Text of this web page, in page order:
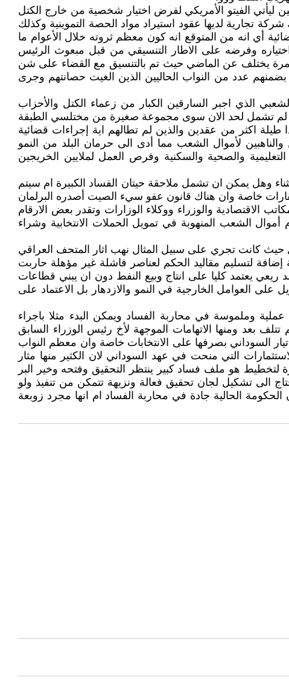
الفيتو الأمريكي لفرض اختيار شخصية من خارج الكتل
تجارية لديها عقود استيراد مواد الحصة التموينية وكذلك
أي انه من المتوقع انه كون معظم ثروته خلال الأعوام ما
اختياره وفرضه على الاطار التنسيقي من قبل مبعوث الرئيس
يختلف عن الماضي حيث تم بالتنسيق مع القضاء على شن
عدد من النواب الحاليين الذين الغيت حصانتهم وجرى
الذي اجبر السارقين الكبار من زعماء الكتل والأحزاب
لم تشمل لحد الان سوى مجموعة صغيرة من مختلسي الطبقة
طيلة اكثر من عقدين والذين لم تطالهم اية إجراءات قضائية
لأموال الشعب مما أدى الى حرمان البلد من النمو
والصحية والسكنية وفرص العمل لملايين الخريجين
وهل يمكن ان تشمل ملاحقة حيتان الفساد الكبيرة ام سيتم
خاصة وان هناك قانون عفو سيء الصيت أصدره البرلمان
الاقتصادية والوزراء ووكلاء الوزارات وتقدر بعض الارقام
أموال الشعب المنهوبة في تمويل الحملات الانتخابية وشراء
حيث كانت تجري على سبيل المثال نهب اثار المتحف العراقي
لتسليم مقاليد الحكم لعناصر فاشلة غير مؤهلة حاربت
ريعي يعتمد كليا على انتاج وبيع النفط دون ان يبني قطاعات
على العوامل الخارجية في النمو والازدهار بل الاعتماد على
وملموسة في محاربة الفساد ويمكن البدء مثلا باجراء
بعد ومنها الاتهامات الموجهة لأخ رئيس الوزراء السابق
السوداني بصرفها على الانتخابات خاصة وان معظم النواب
التي منحت في عهد السوداني لان الكثير منها مثار
هو ملف فساد كبير ينتظر التحقيق وفتحه وخير البر
الى تشكيل لجان تحقيق فعالة ونزيهة تتمكن من تنفيذ ولو
الحالية جادة في محاربة الفساد ام انها مجرد زوبعة